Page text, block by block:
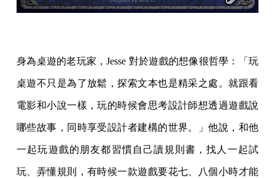
身為桌遊的老玩家，Jesse 對於遊戲的想像很哲學：「玩
桌遊不只是為了放鬆，探索文本也是精采之處。就跟看
電影和小說一樣，玩的時候會思考設計師想透過遊戲說
哪些故事，同時享受設計者建構的世界。」他說，和他
一起玩遊戲的朋友都習慣自己讀規則書，找人一起試
玩、弄懂規則，有時候一款遊戲要花七、八個小時才能